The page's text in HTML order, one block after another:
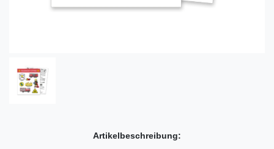
Artikelbeschreibung: